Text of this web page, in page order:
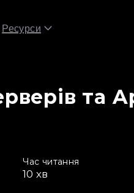
Ресурси
та
Час читання
10 хв